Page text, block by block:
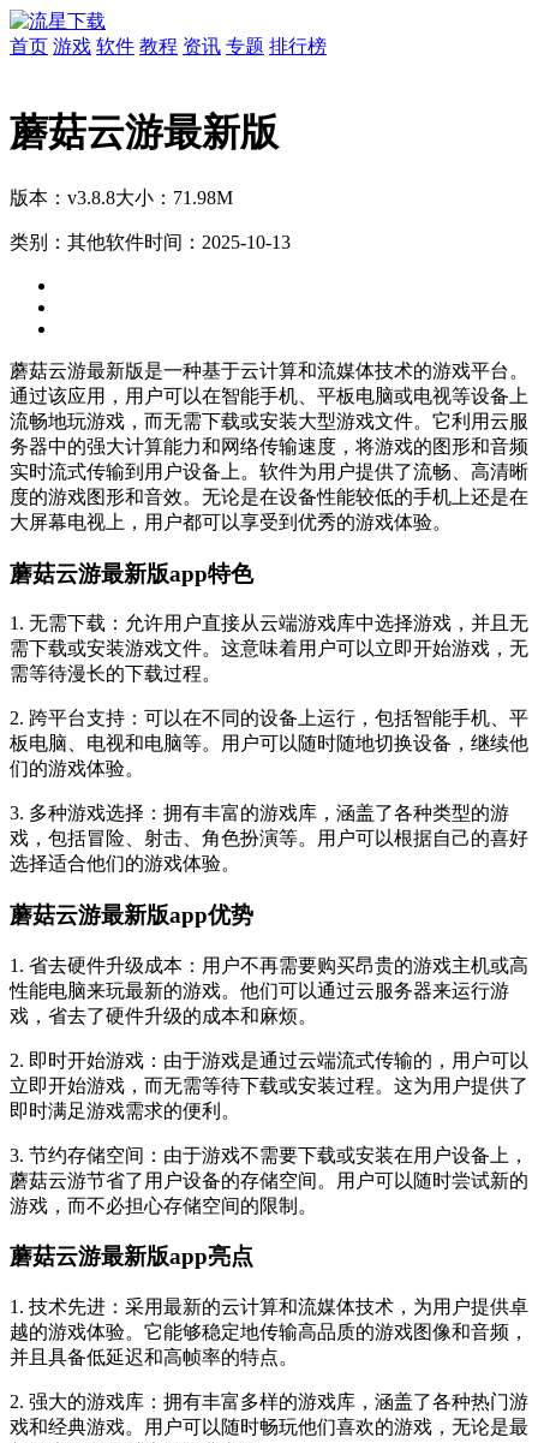
首页 游戏 软件 教程 资讯 专题 排行榜
蘑菇云游最新版
版本：v3.8.8大小：71.98M
类别：其他软件时间：2025-10-13
蘑菇云游最新版是一种基于云计算和流媒体技术的游戏平台。
通过该应用，用户可以在智能手机、平板电脑或电视等设备上
流畅地玩游戏，而无需下载或安装大型游戏文件。它利用云服
务器中的强大计算能力和网络传输速度，将游戏的图形和音频
实时流式传输到用户设备上。软件为用户提供了流畅、高清晰
度的游戏图形和音效。无论是在设备性能较低的手机上还是在
大屏幕电视上，用户都可以享受到优秀的游戏体验。
蘑菇云游最新版app特色
1. 无需下载：允许用户直接从云端游戏库中选择游戏，并且无
需下载或安装游戏文件。这意味着用户可以立即开始游戏，无
需等待漫长的下载过程。
2. 跨平台支持：可以在不同的设备上运行，包括智能手机、平
板电脑、电视和电脑等。用户可以随时随地切换设备，继续他
们的游戏体验。
3. 多种游戏选择：拥有丰富的游戏库，涵盖了各种类型的游
戏，包括冒险、射击、角色扮演等。用户可以根据自己的喜好
选择适合他们的游戏体验。
蘑菇云游最新版app优势
1. 省去硬件升级成本：用户不再需要购买昂贵的游戏主机或高
性能电脑来玩最新的游戏。他们可以通过云服务器来运行游
戏，省去了硬件升级的成本和麻烦。
2. 即时开始游戏：由于游戏是通过云端流式传输的，用户可以
立即开始游戏，而无需等待下载或安装过程。这为用户提供了
即时满足游戏需求的便利。
3. 节约存储空间：由于游戏不需要下载或安装在用户设备上，
蘑菇云游节省了用户设备的存储空间。用户可以随时尝试新的
游戏，而不必担心存储空间的限制。
蘑菇云游最新版app亮点
1. 技术先进：采用最新的云计算和流媒体技术，为用户提供卓
越的游戏体验。它能够稳定地传输高品质的游戏图像和音频，
并且具备低延迟和高帧率的特点。
2. 强大的游戏库：拥有丰富多样的游戏库，涵盖了各种热门游
戏和经典游戏。用户可以随时畅玩他们喜欢的游戏，无论是最